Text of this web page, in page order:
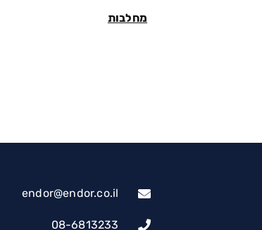
מחלבות
endor@endor.co.il
08-6813233